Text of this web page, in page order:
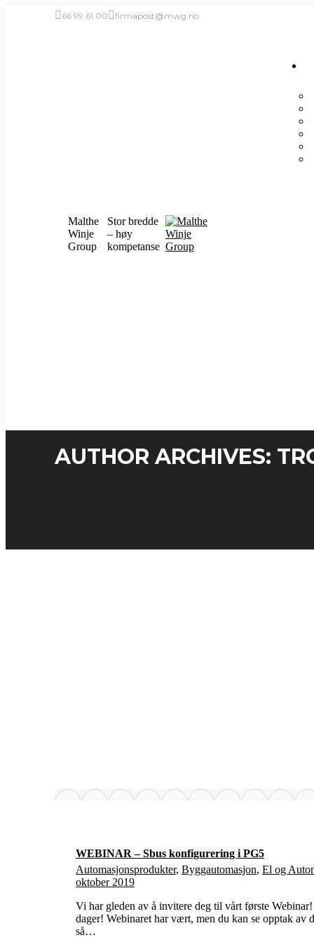
66 99 61 00 firmapost@mwg.no
Malthe
Winje
Group
Stor bredde
– høy
kompetanse
AUTHOR ARCHIVES:
WEBINAR – Sbus konfigurering i PG5
Automasjonsprodukter, Byggautomasjon, El og
oktober 2019
Vi har gleden av å invitere deg til vårt første
dager! Webinaret har vært, men du kan se opptak
så…